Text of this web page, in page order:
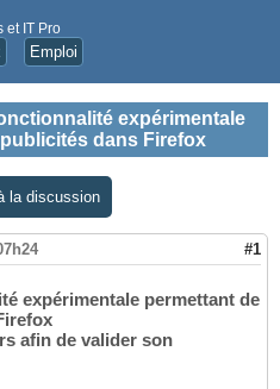
et IT Pro
Emploi
expérimentale
dans Firefox
la discussion
#1
expérimentale permettant de
afin de valider son